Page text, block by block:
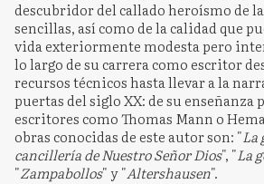
descubridor del callado heroísmo de
sencillas, así como de la calidad que
vida exteriormente modesta pero
lo largo de su carrera como escritor
recursos técnicos hasta llevar a la
puertas del siglo XX: de su
escritores como Thomas Mann o
obras conocidas de este autor son: "La
cancillería de Nuestro Señor Dios", "La
"Zampabollos" y "Altershausen".